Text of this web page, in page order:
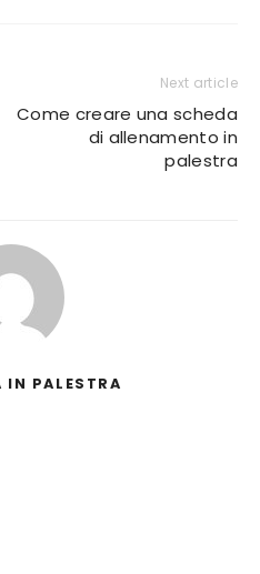
Next article
Come creare una scheda
di allenamento in
palestra
IN PALESTRA